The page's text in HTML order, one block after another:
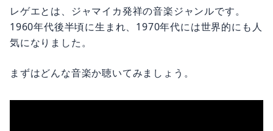
レゲエとは、ジャマイカ発祥の音楽ジャンルです。
1960年代後半頃に生まれ、1970年代には世界的にも人
気になりました。
まずはどんな音楽か聴いてみましょう。